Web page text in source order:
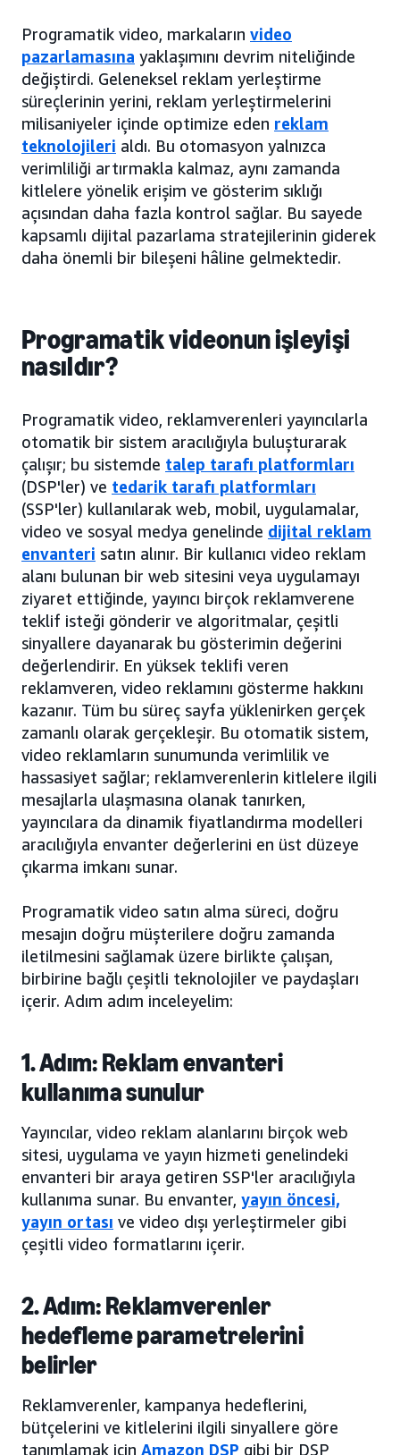
Programatik video, markaların video
pazarlamasına yaklaşımını devrim niteliğinde
değiştirdi. Geleneksel reklam yerleştirme
süreçlerinin yerini, reklam yerleştirmelerini
milisaniyeler içinde optimize eden reklam
teknolojileri aldı. Bu otomasyon yalnızca
verimliliği artırmakla kalmaz, aynı zamanda
kitlelere yönelik erişim ve gösterim sıklığı
açısından daha fazla kontrol sağlar. Bu sayede
kapsamlı dijital pazarlama stratejilerinin giderek
daha önemli bir bileşeni hâline gelmektedir.
Programatik videonun işleyişi
nasıldır?
Programatik video, reklamverenleri yayıncılarla
otomatik bir sistem aracılığıyla buluşturarak
çalışır; bu sistemde talep tarafı platformları
(DSP'ler) ve tedarik tarafı platformları
(SSP'ler) kullanılarak web, mobil, uygulamalar,
video ve sosyal medya genelinde dijital reklam
envanteri satın alınır. Bir kullanıcı video reklam
alanı bulunan bir web sitesini veya uygulamayı
ziyaret ettiğinde, yayıncı birçok reklamverene
teklif isteği gönderir ve algoritmalar, çeşitli
sinyallere dayanarak bu gösterimin değerini
değerlendirir. En yüksek teklifi veren
reklamveren, video reklamını gösterme hakkını
kazanır. Tüm bu süreç sayfa yüklenirken gerçek
zamanlı olarak gerçekleşir. Bu otomatik sistem,
video reklamların sunumunda verimlilik ve
hassasiyet sağlar; reklamverenlerin kitlelere ilgili
mesajlarla ulaşmasına olanak tanırken,
yayıncılara da dinamik fiyatlandırma modelleri
aracılığıyla envanter değerlerini en üst düzeye
çıkarma imkanı sunar.
Programatik video satın alma süreci, doğru
mesajın doğru müşterilere doğru zamanda
iletilmesini sağlamak üzere birlikte çalışan,
birbirine bağlı çeşitli teknolojiler ve paydaşları
içerir. Adım adım inceleyelim:
1. Adım: Reklam envanteri
kullanıma sunulur
Yayıncılar, video reklam alanlarını birçok web
sitesi, uygulama ve yayın hizmeti genelindeki
envanteri bir araya getiren SSP'ler aracılığıyla
kullanıma sunar. Bu envanter, yayın öncesi,
yayın ortası ve video dışı yerleştirmeler gibi
çeşitli video formatlarını içerir.
2. Adım: Reklamverenler
hedefleme parametrelerini
belirler
Reklamverenler, kampanya hedeflerini,
bütçelerini ve kitlelerini ilgili sinyallere göre
tanımlamak için Amazon DSP gibi bir DSP